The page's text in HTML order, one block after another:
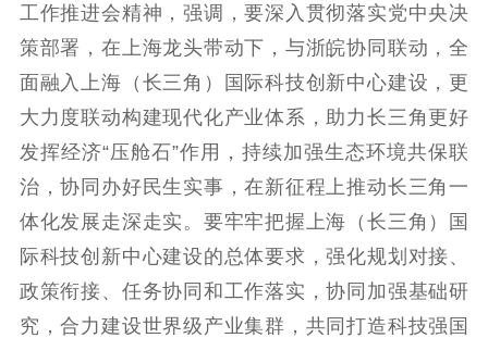
新闻出版
精品出版 全民阅读
出版监管
扫黄打非
电影工作
电影创作 电影市场
机关党建
党建要闻 学习在线
工作推进会精神，强调，要深入贯彻落实党中央决
策部署，在上海龙头带动下，与浙皖协同联动，全
面融入上海（长三角）国际科技创新中心建设，更
大力度联动构建现代化产业体系，助力长三角更好
发挥经济“压舱石”作用，持续加强生态环境共保联
治，协同办好民生实事，在新征程上推动长三角一
体化发展走深走实。要牢牢把握上海（长三角）国
际科技创新中心建设的总体要求，强化规划对接、
政策衔接、任务协同和工作落实，协同加强基础研
究，合力建设世界级产业集群，共同打造科技强国